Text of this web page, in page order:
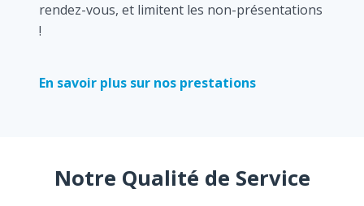
rendez-vous, et limitent les non-présentations
!
En savoir plus sur nos prestations
Notre Qualité de Service